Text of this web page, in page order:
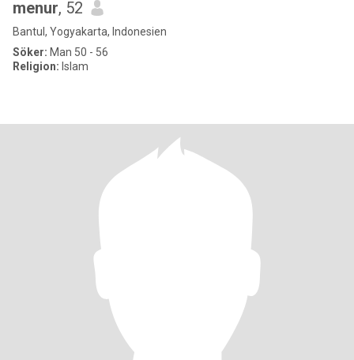
menur, 52
Bantul, Yogyakarta, Indonesien
Söker: Man 50 - 56
Religion: Islam